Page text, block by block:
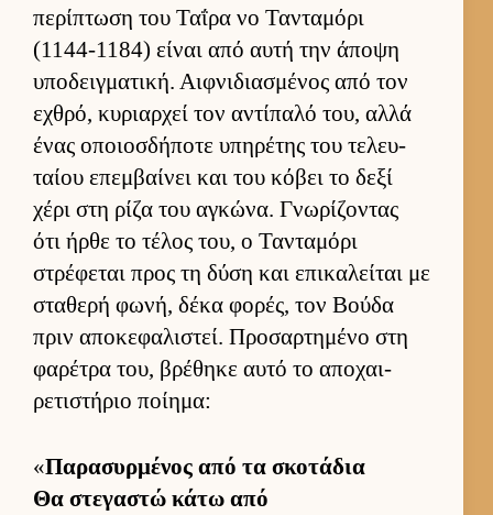
περίπτωση του Ταΐρα νο Τανταμόρι
(1144-1184) εί­ναι από αυτή την άποψη
υποδειγ­ματική. Αιφ­νιδια­σμένος από τον
εχθρό, κυριαρ­χεί τον αντίπαλό του, αλλά
ένας οποιοσ­δήποτε υπηρέτης του τελευ­
ταίου επεμ­βαί­νει και του κόβει το δεξί
χέρι στη ρίζα του αγκώνα. Γνωρίζοντας
ότι ήρθε το τέλος του, ο Τανταμόρι
στρέφεται προς τη δύση και επικαλεί­ται με
σταθερή φωνή, δέκα φορές, τον Βούδα
πριν αποκεφαλιστεί. Προσαρ­τημένο στη
φαρέτρα του, βρέθηκε αυτό το αποχαι­
ρετιστήριο ποί­ημα:
«Παρασυρ­μένος από τα σκοτάδια
Θα στεγαστώ κάτω από